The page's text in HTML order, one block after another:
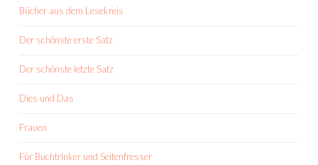
Bücher aus dem Lesekreis
Der schönste erste Satz
Der schönste letzte Satz
Dies und Das
Frauen
Für Buchtrinker und Seitenfresser